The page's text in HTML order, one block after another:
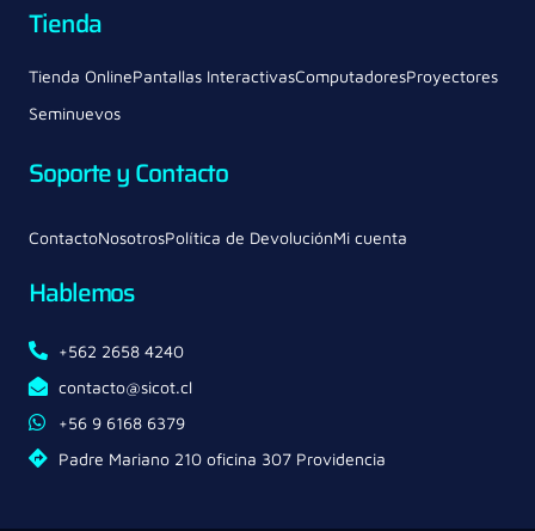
Tienda
Tienda OnlinePantallas InteractivasComputadoresProyectores
Seminuevos
Soporte y Contacto
ContactoNosotrosPolítica de DevoluciónMi cuenta
Hablemos
+562 2658 4240
contacto@sicot.cl
+56 9 6168 6379
Padre Mariano 210 oficina 307 Providencia